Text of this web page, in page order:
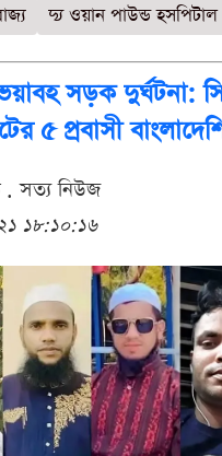
দ‍্য ওয়ান পাউন্ড হসপিটাল
সড়ক দুর্ঘটনা:
৫ প্রবাসী
. সত্য নিউজ
১৮:১০:১৬